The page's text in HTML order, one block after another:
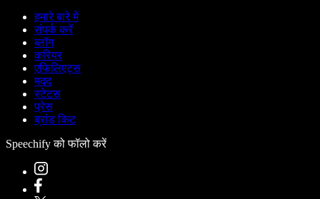
हमारे बारे में
संपर्क करें
ब्लॉग
करियर
एफिलिएट्स
मदद
स्टेटस
प्रेस
ब्रांड किट
Speechify को फॉलो करें